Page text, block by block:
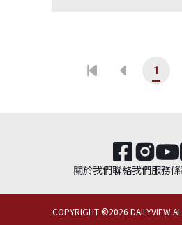
1
關於我們聯絡我們服務
COPYRIGHT ©2026 DAILYVIEW